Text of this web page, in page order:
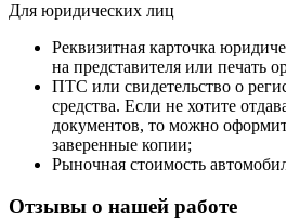
Для юридических лиц
Реквизитная карточка
на представителя или печать
ПТС или свидетельство о
средства. Если не хотите
документов, то можно
заверенные копии;
Рыночная стоимость
Отзывы о нашей работе